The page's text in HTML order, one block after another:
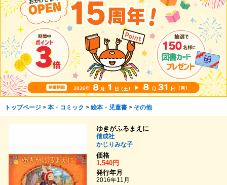
トップページ> 本・コミック > 絵本・児童書> その他
ゆきがふるまえに
偕成社
かじりみな子
価格
1,540円
発行年月
2016年11月